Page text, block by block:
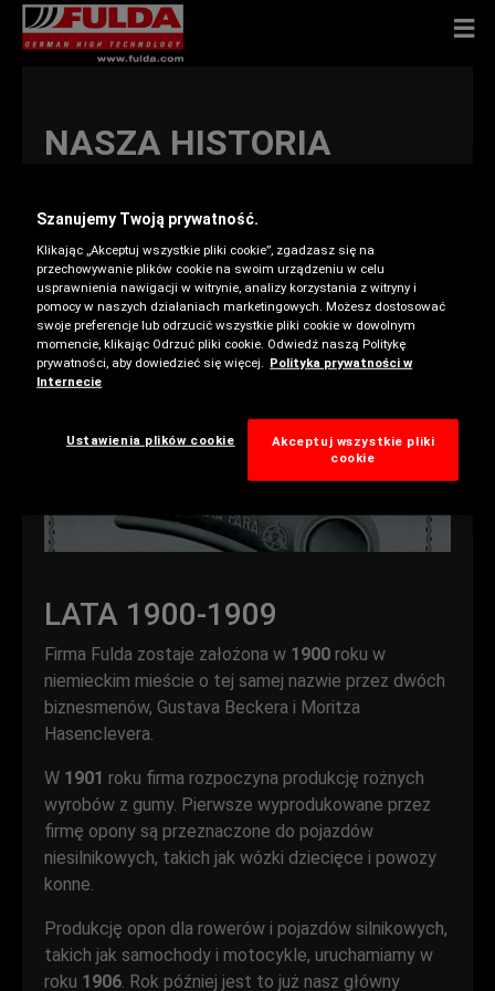
NASZA HISTORIA
19001910192019301940 1950196019701980
2010
LATA 1900-1909
Firma Fulda zostaje założona w 1900 roku w
niemieckim mieście o tej samej nazwie przez dwóch
biznesmenów, Gustava Beckera i Moritza
Hasenclevera.
W 1901 roku firma rozpoczyna produkcję rożnych
wyrobów z gumy. Pierwsze wyprodukowane przez
firmę opony są przeznaczone do pojazdów
niesilnikowych, takich jak wózki dziecięce i powozy
konne.
Produkcję opon dla rowerów i pojazdów silnikowych,
takich jak samochody i motocykle, uruchamiamy w
roku 1906. Rok później jest to już nasz główny
Szanujemy Twoją prywatność.
Klikając „Akceptuj wszystkie pliki cookie”, zgadzasz się na
przechowywanie plików cookie na swoim urządzeniu w celu
usprawnienia nawigacji w witrynie, analizy korzystania z witryny i
pomocy w naszych działaniach marketingowych. Możesz dostosować
swoje preferencje lub odrzucić wszystkie pliki cookie w dowolnym
momencie, klikając Odrzuć pliki cookie. Odwiedź naszą Politykę
prywatności, aby dowiedzieć się więcej. Polityka prywatności w
Internecie
Ustawienia plików cookie
Akceptuj wszystkie pliki
cookie